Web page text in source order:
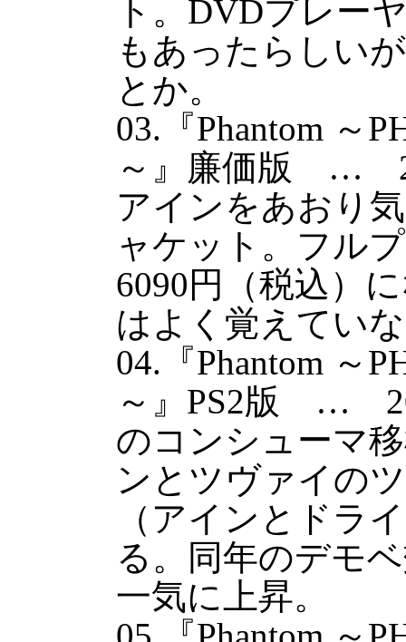
ト。DVDプレー
もあったらしい
とか。
03.『Phantom ～
～』廉価版 …
アインをあおり
ャケット。フル
6090円（税込）
はよく覚えてい
04.『Phantom ～
～』PS2版 …
のコンシューマ
ンとツヴァイの
（アインとドラ
る。同年のデモ
一気に上昇。